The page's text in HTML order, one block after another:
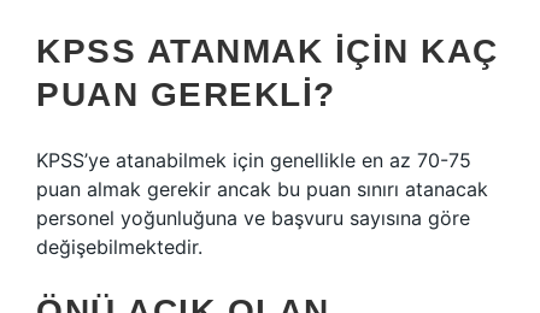
KPSS ATANMAK IÇIN KAÇ
PUAN GEREKLI?
KPSS’ye atanabilmek için genellikle en az 70-75
puan almak gerekir ancak bu puan sınırı atanacak
personel yoğunluğuna ve başvuru sayısına göre
değişebilmektedir.